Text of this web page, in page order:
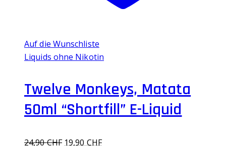
Auf die Wunschliste
Liquids ohne Nikotin
Twelve Monkeys, Matata
50ml “Shortfill” E-Liquid
24,90CHF Ursprünglicher
19,90 CHFAktueller